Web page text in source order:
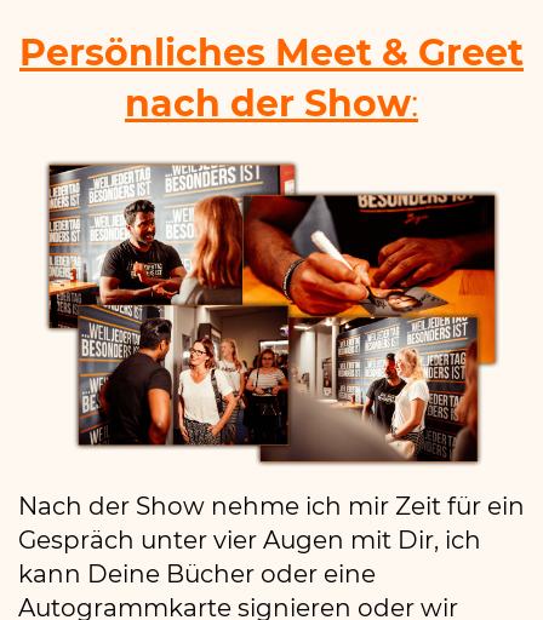
Persönliches Meet & Greet
nach der Show:
Nach der Show nehme ich mir Zeit für ein
Gespräch unter vier Augen mit Dir, ich
kann Deine Bücher oder eine
Autogrammkarte signieren oder wir